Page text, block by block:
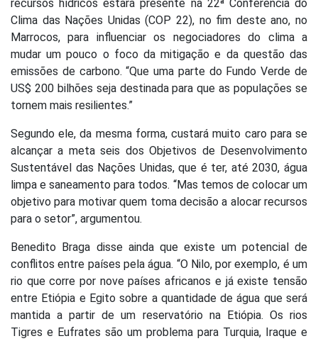
recursos hídricos estará presente na 22ª Conferência do
Clima das Nações Unidas (COP 22), no fim deste ano, no
Marrocos, para influenciar os negociadores do clima a
mudar um pouco o foco da mitigação e da questão das
emissões de carbono. “Que uma parte do Fundo Verde de
US$ 200 bilhões seja destinada para que as populações se
tornem mais resilientes.”
Segundo ele, da mesma forma, custará muito caro para se
alcançar a meta seis dos Objetivos de Desenvolvimento
Sustentável das Nações Unidas, que é ter, até 2030, água
limpa e saneamento para todos. “Mas temos de colocar um
objetivo para motivar quem toma decisão a alocar recursos
para o setor”, argumentou.
Benedito Braga disse ainda que existe um potencial de
conflitos entre países pela água. “O Nilo, por exemplo, é um
rio que corre por nove países africanos e já existe tensão
entre Etiópia e Egito sobre a quantidade de água que será
mantida a partir de um reservatório na Etiópia. Os rios
Tigres e Eufrates são um problema para Turquia, Iraque e